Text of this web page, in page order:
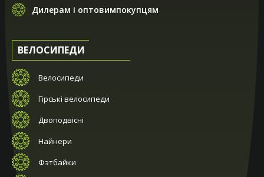
Дилерам і оптовимпокупцям
ВЕЛОСИПЕДИ
Велосипеди
Гірські велосипеди
Двоподвісні
Найнери
Фэтбайки